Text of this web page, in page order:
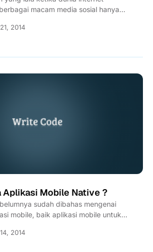
macam media sosial hanya
2014
Aplikasi Mobile Native ?
sudah dibahas mengenai
mobile, baik aplikasi mobile untuk
2014